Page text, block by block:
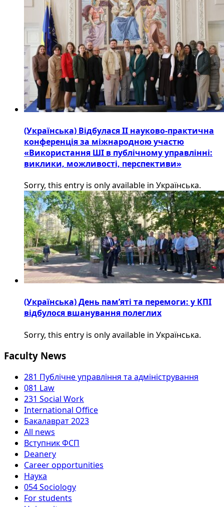
(Українська) Відбулася ІІ науково-практична
конференція за міжнародною участю
«Використання ШІ в публічному управлінні:
виклики, можливості, перспективи»
Sorry, this entry is only available in Українська.
(Українська) День пам’яті та перемоги: у КПІ
відбулося вшанування полеглих
Sorry, this entry is only available in Українська.
Faculty News
281 Публічне управління та адміністрування
081 Law
231 Social Work
International Office
Бакалаврат 2023
All news
Вступник ФСП
Deanery
Career opportunities
Наука
054 Sociology
For students